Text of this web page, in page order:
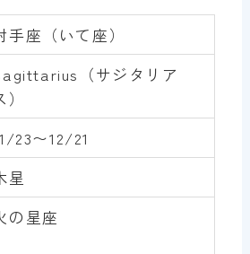
手座（いて座）
（サジタリア
）
23〜12/21
星
の星座